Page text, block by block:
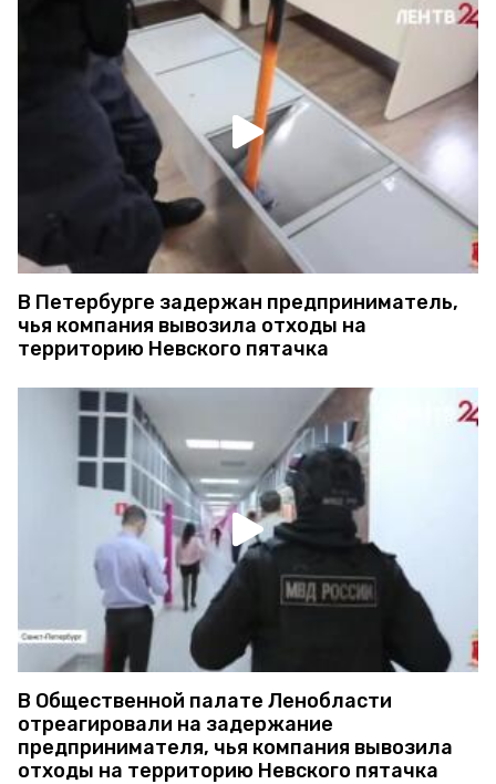
В Петербурге задержан предприниматель,
чья компания вывозила отходы на
территорию Невского пятачка
В Общественной палате Ленобласти
отреагировали на задержание
предпринимателя, чья компания вывозила
отходы на территорию Невского пятачка